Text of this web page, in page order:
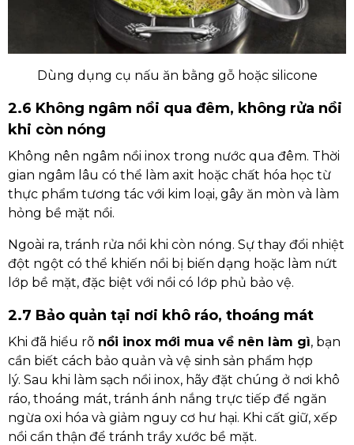
Dùng dụng cụ nấu ăn bằng gỗ hoặc silicone
2.6 Không ngâm nồi qua đêm, không rửa nồi
khi còn nóng
Không nên ngâm nồi inox trong nước qua đêm. Thời
gian ngâm lâu có thể làm axit hoặc chất hóa học từ
thực phẩm tương tác với kim loại, gây ăn mòn và làm
hỏng bề mặt nồi.
Ngoài ra, tránh rửa nồi khi còn nóng. Sự thay đổi nhiệt
đột ngột có thể khiến nồi bị biến dạng hoặc làm nứt
lớp bề mặt, đặc biệt với nồi có lớp phủ bảo vệ.
2.7 Bảo quản tại nơi khô ráo, thoáng mát
Khi đã hiểu rõ nồi inox mới mua về nên làm gì, bạn
cần biết cách bảo quản và vệ sinh sản phẩm hợp
lý. Sau khi làm sạch nồi inox, hãy đặt chúng ở nơi khô
ráo, thoáng mát, tránh ánh nắng trực tiếp để ngăn
ngừa oxi hóa và giảm nguy cơ hư hại. Khi cất giữ, xếp
nồi cẩn thận để tránh trầy xước bề mặt.